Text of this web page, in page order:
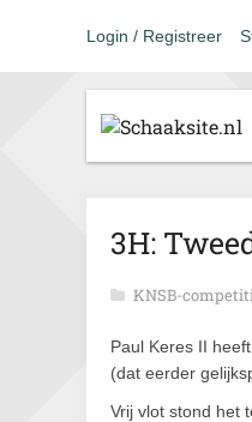
Login / Registreer
3H:
KNSB-
Paul Keres II
(dat eerder
Vrij vlot stond het